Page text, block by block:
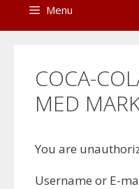
Menu
COCA-
MED
You are
Username or E-